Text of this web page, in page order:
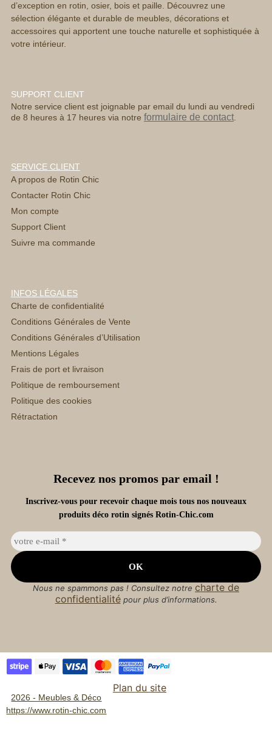
d’exception en rotin, osier, bois et paille. Découvrez une
sélection élégante et durable de meubles, décorations et
accessoires qui apportent une touche naturelle et sophistiquée à
votre intérieur.
SUPPORT CLIENT
Notre service client est joignable par email du lundi au vendredi
de 8 heures à 17 heures via notre formulaire de contact.
SERVICE CLIENT
A propos de Rotin Chic
Contacter Rotin Chic
Mon compte
Support Client
Suivre ma commande
INFOS LÉGALES
Charte de confidentialité
Conditions Générales de Vente
Conditions Générales d’Utilisation
Mentions Légales
Frais de port et livraison
Politique de remboursement
Politique des cookies
Rétractation
Recevez nos promos par email !
Inscrivez-vous pour recevoir chaque mois tous nos nouveaux
produits déco rotin signés Rotin-Chic.com
Nous ne spammons pas ! Consultez notre charte de
confidentialitépour plus d’informations.
2026 - Meubles & Déco
https://www.rotin-chic.com
Plan du site